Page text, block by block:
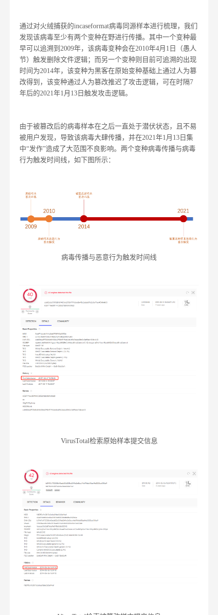
通过对火绒捕获的incaseformat病毒同源样本进行梳理，我们
发现该病毒至少有两个变种在野进行传播。其中一个变种最
早可以追溯到2009年，该病毒变种会在2010年4月1日（愚人
节）触发删除文件逻辑；而另一个变种则目前可追溯的出现
时间为2014年，该变种为黑客在原始变种基础上通过人为篡
改得到，该变种通过人为篡改推迟了攻击逻辑，可在时隔7
年后的2021年1月13日触发攻击逻辑。
由于被篡改后的病毒样本在之后一直处于潜伏状态，且不易
被用户发现，导致该病毒大肆传播，并在2021年1月13日集
中“发作”造成了大范围不良影响。两个变种病毒传播与病毒
行为触发时间线，如下图所示：
病毒传播与恶意行为触发时间线
VirusTotal检索原始样本提交信息